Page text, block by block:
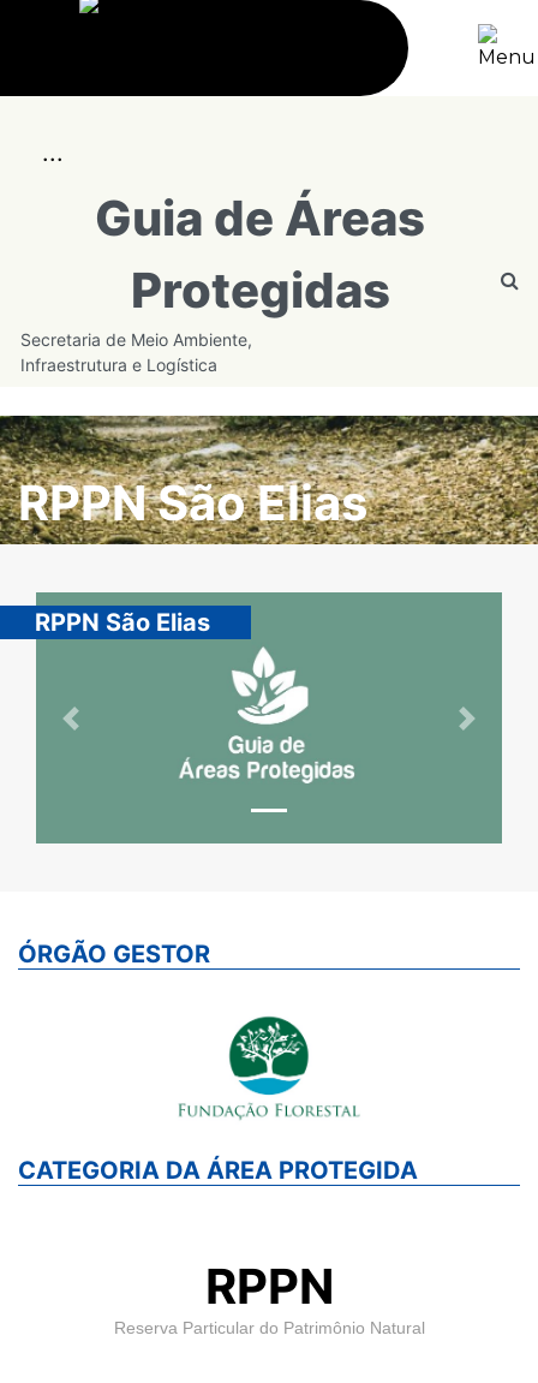
...
Guia de Áreas
Protegidas
Secretaria de Meio Ambiente,
Infraestrutura e Logística
RPPN São Elias
RPPN São Elias
Previous Next
ÓRGÃO GESTOR
CATEGORIA DA ÁREA PROTEGIDA
RPPN
Reserva Particular do Patrimônio Natural